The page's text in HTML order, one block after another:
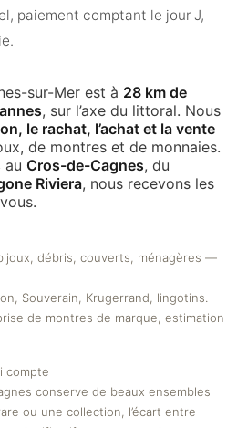
paiement comptant le jour J,
sur-Mer est à 28 km de
, sur l’axe du littoral. Nous
le rachat, l’achat et la vente
de montres et de monnaies.
auCros-de-Cagnes, du
Riviera, nous recevons les
débris, couverts, ménagères —
Souverain, Krugerrand, lingotins.
de montres de marque, estimation
compte
conserve de beaux ensembles
ou une collection, l’écart entre